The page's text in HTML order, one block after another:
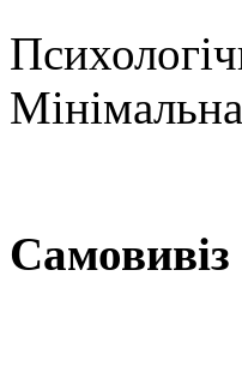
Самовивіз